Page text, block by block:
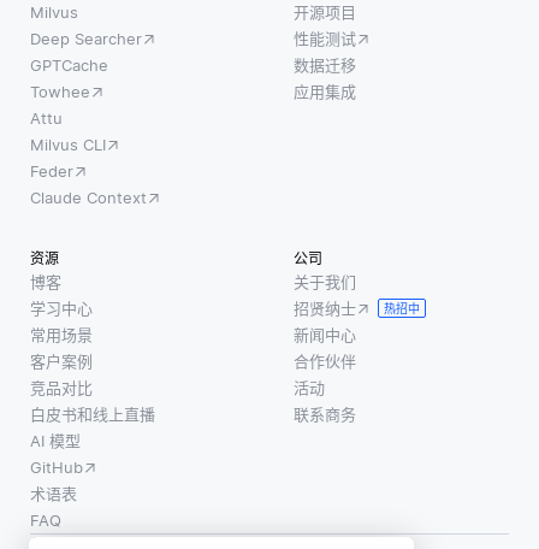
Milvus
Deep Searcher
GPTCache
Towhee
Attu
Milvus CLI
Feder
Claude Context
开源项目
性能测试
数据迁移
应用集成
资源
博客
学习中心
常用场景
客户案例
竞品对比
白皮书和线上直播
AI 模型
GitHub
术语表
FAQ
公司
关于我们
招贤纳士
热招中
新闻中心
合作伙伴
活动
联系商务
使用条款